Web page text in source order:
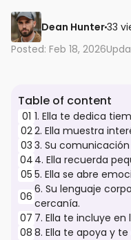
Dean Hunter33
Posted: Feb 18, 2026
Table of content
01 1. Ella te dedica
022. Ella muestra
03 3. Su
04 4. Ella recuerda
05 5. Ella se abre
06
6. Su lenguaje
cercanía.
07 7. Ella te incluye
08 8. Ella te apoya y